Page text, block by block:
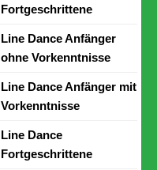
Fortgeschrittene
Line Dance Anfänger
ohne Vorkenntnisse
Line Dance Anfänger mit
Vorkenntnisse
Line Dance
Fortgeschrittene